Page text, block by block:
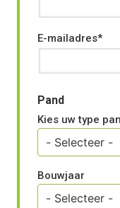
E-mailadres
Pand
Kies uw type
Bouwjaar